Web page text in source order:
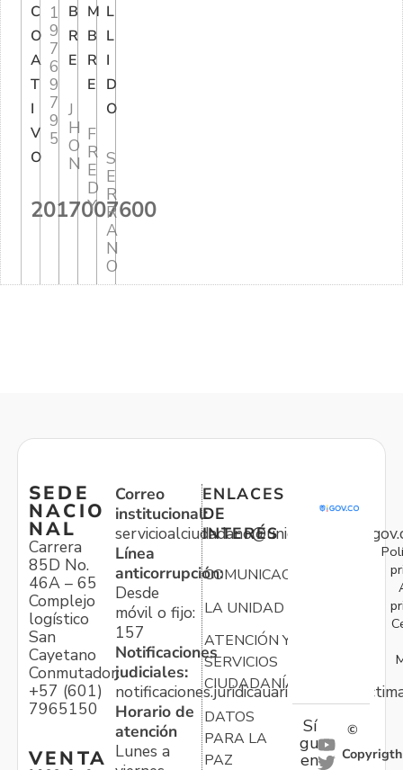
C
O
A
T
I
V
O
2017007600
1
9
7
6
9
7
9
5
B
R
E
J
H
O
N
M
B
R
E
F
R
E
D
Y
L
L
I
D
O
S
E
R
R
A
N
O
SEDE
NACIO
NAL
Carrera
85D No.
46A – 65
Complejo
logístico
San
Cayetano
Conmutador:
+57 (601)
7965150
VENTA
Correo
institucional:
Línea
anticorrupción:
Desde
móvil o fijo:
157
Notificaciones
judiciales:
Horario de
atención
Lunes a
ENLACES
DE
INTERÉS
COMUNICACIONES
LA UNIDAD
ATENCIÓN Y
SERVICIOS
CIUDADANÍA
DATOS
PARA LA
PAZ
Sí
gu
en
©
Copyrigth